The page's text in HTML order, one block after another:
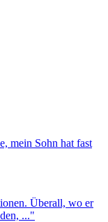
mein Sohn hat fast
Überall, wo er
..."